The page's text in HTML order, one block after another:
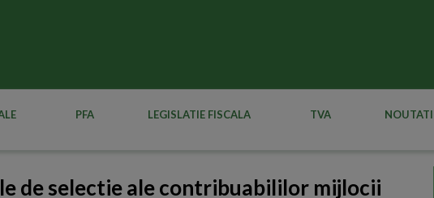
PFA LEGISLATIE FISCALA TVA NOUTATI
de selectie ale contribuabililor mijlocii